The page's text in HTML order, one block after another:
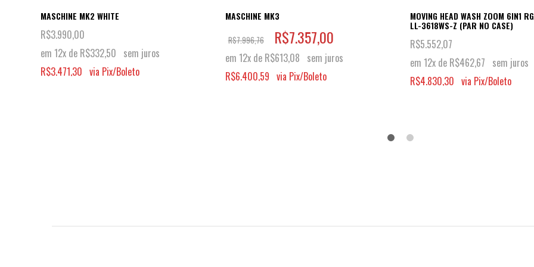
MASCHINE MK2 WHITE
R$3.990,00
em 12x de R$332,50 sem juros
R$3.471,30 via Pix/Boleto
MASCHINE MK3
R$7.996,76 R$7.357,00
em 12x de R$613,08 sem juros
R$6.400,59 via Pix/Boleto
MOVING HEAD WASH ZOOM 6IN1
LL-3618WS-Z (PAR NO CASE)
R$5.552,07
em 12x de R$462,67 sem juros
R$4.830,30 via Pix/Boleto